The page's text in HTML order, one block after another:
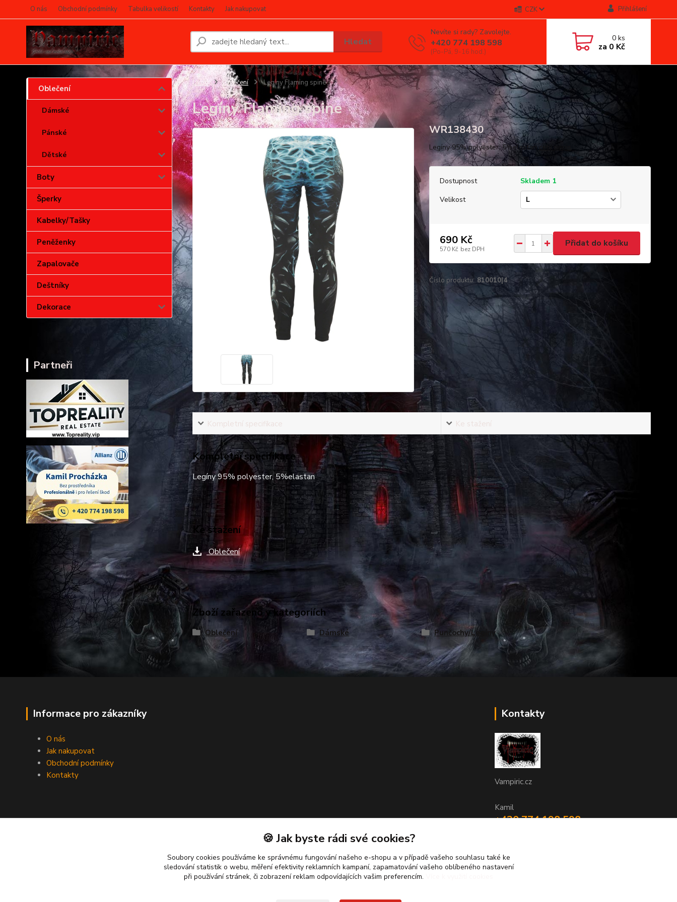
O nás Obchodní podmínky Tabulka velikostí Kontakty Jak nakupovat CZK Přihlášení
Hledat
Nevíte si rady? Zavolejte.
+420 774 198 598
(Po-Pá, 9-16 hod.)
0ks
za 0 Kč
Oblečení
Dámské
Pánské
Dětské
Boty
Šperky
Kabelky/Tašky
Peněženky
Zapalovače
Deštníky
Dekorace
Partneři
Úvod Oblečení Legíny Flaming spine
Legíny Flaming spine
WR138430
Legíny 95% polyester, 5%elastancelý popis
Dostupnost
Skladem 1
Velikost
690 Kč
570 Kč bez DPH
Přidat do košíku
Číslo produktu: 810010|4
Kompletní specifikace Ke stažení
Kompletní specifikace
Legíny 95% polyester, 5%elastan
Ke stažení
Oblečení
Zboží zařazeno v kategoriích
Oblečení Dámské Punčochy/Legíny
Informace pro zákazníky
O nás
Jak nakupovat
Obchodní podmínky
Kontakty
Kontakty
Vampiric.cz
Kamil
+420 774 198 598
🍪 Jak byste rádi své cookies?
Soubory cookies používáme ke správnému fungování našeho e-shopu a v případě vašeho souhlasu také ke
sledování statistik o webu, měření efektivity reklamních kampaní, zapamatování vašeho oblíbeného nastavení
při používání stránek, či zobrazení reklam odpovídajících vašim preferencím.